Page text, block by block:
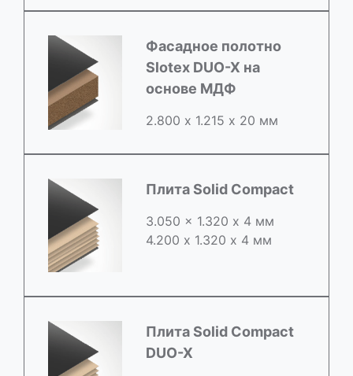
Фасадное полотно
Slotex DUO-X на
основе МДФ
2.800 х 1.215 х 20 мм
Плита Solid Compact
3.050 x 1.320 х 4 мм
4.200 x 1.320 х 4 мм
Плита Solid Compact
DUO-X